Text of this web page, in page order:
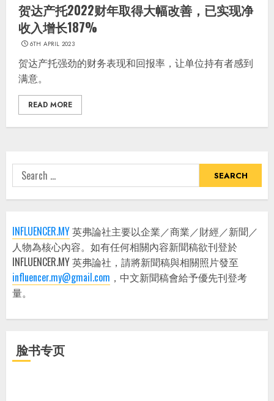
贺达产托2022财年取得大幅改善，已实现净
收入增长187%
6TH APRIL 2023
贺达产托强劲的财务表现和回报率，让单位持有者感到
满意。
READ MORE
Search
for:
INFLUENCER.MY英弗論社主要以企業／商業／財經／新聞／
人物為核心內容。如有任何相關內容新聞稿欲刊登於
INFLUENCER.MY 英弗論社，請將新聞稿與相關照片發至
influencer.my@gmail.com ，中文新聞稿會給予優先刊登考
量。
脸书专页